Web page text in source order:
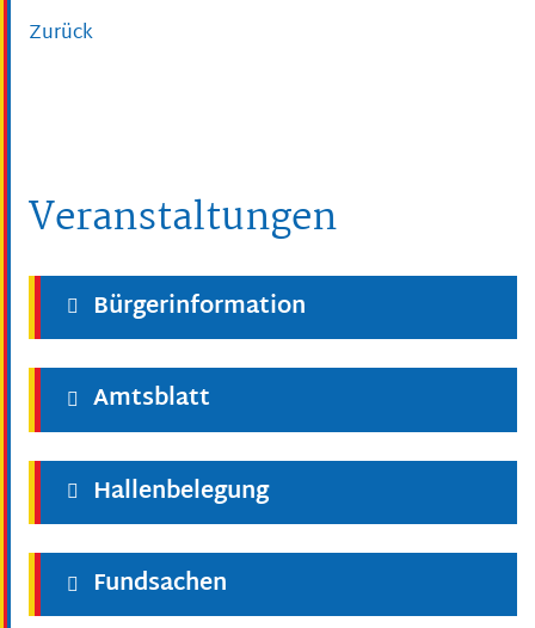
Zurück
Veranstaltungen
Bürgerinformation
Amtsblatt
Hallenbelegung
Fundsachen